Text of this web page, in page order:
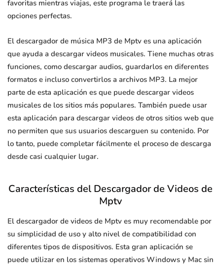
favoritas mientras viajas, este programa le traerá las
opciones perfectas.
El descargador de música MP3 de Mptv es una aplicación
que ayuda a descargar videos musicales. Tiene muchas otras
funciones, como descargar audios, guardarlos en diferentes
formatos e incluso convertirlos a archivos MP3. La mejor
parte de esta aplicación es que puede descargar videos
musicales de los sitios más populares. También puede usar
esta aplicación para descargar videos de otros sitios web que
no permiten que sus usuarios descarguen su contenido. Por
lo tanto, puede completar fácilmente el proceso de descarga
desde casi cualquier lugar.
Características del Descargador de Videos de
Mptv
El descargador de videos de Mptv es muy recomendable por
su simplicidad de uso y alto nivel de compatibilidad con
diferentes tipos de dispositivos. Esta gran aplicación se
puede utilizar en los sistemas operativos Windows y Mac sin